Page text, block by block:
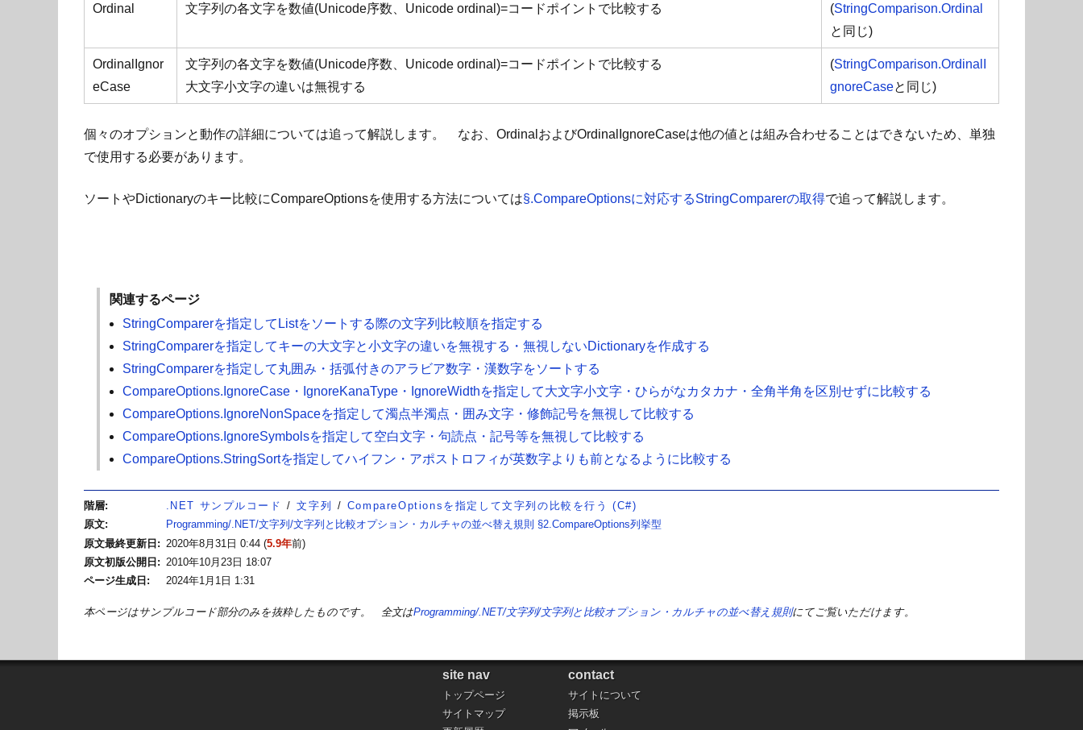
Ordinal 文字列の各文字を数値(Unicode序数、Unicode ordinal)=コードポイントで比較する (StringComparison.Ordinal
と同じ)
OrdinalIgnor
eCase
文字列の各文字を数値(Unicode序数、Unicode ordinal)=コードポイントで比較する
大文字小文字の違いは無視する
(StringComparison.OrdinalI
gnoreCaseと同じ)
個々のオプションと動作の詳細については追って解説します。 なお、OrdinalおよびOrdinalIgnoreCaseは他の値とは組み合わせることはできないため、単独
で使用する必要があります。
ソートやDictionaryのキー比較にCompareOptionsを使用する方法については§.CompareOptionsに対応するStringComparerの取得で追って解説します。
関連するページ
StringComparerを指定してListをソートする際の文字列比較順を指定する
StringComparerを指定してキーの大文字と小文字の違いを無視する・無視しないDictionaryを作成する
StringComparerを指定して丸囲み・括弧付きのアラビア数字・漢数字をソートする
CompareOptions.IgnoreCase・IgnoreKanaType・IgnoreWidthを指定して大文字小文字・ひらがなカタカナ・全角半角を区別せずに比較する
CompareOptions.IgnoreNonSpaceを指定して濁点半濁点・囲み文字・修飾記号を無視して比較する
CompareOptions.IgnoreSymbolsを指定して空白文字・句読点・記号等を無視して比較する
CompareOptions.StringSortを指定してハイフン・アポストロフィが英数字よりも前となるように比較する
階層 .NET サンプルコード 文字列
CompareOptionsを指定して文字列の比較を行う (C#)
原文
Programming/.NET/文字列/文字列と比較オプション・カルチャの並べ替え規則 §2.CompareOptions列挙型
原文最終更新日
2020年8月31日 0:44 (5.9年前)
原文初版公開日
2010年10月23日 18:07
ページ生成日
2024年1月1日 1:31
本ページはサンプルコード部分のみを抜粋したものです。 全文はProgramming/.NET/文字列/文字列と比較オプション・カルチャの並べ替え規則にてご覧いただけます。
site nav
トップページ
サイトマップ
contact
サイトについて
掲示板